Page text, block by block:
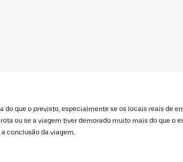
que o previsto, especialmente se os locais reais de
ou se a viagem tiver demorado muito mais do que o
conclusão da viagem.